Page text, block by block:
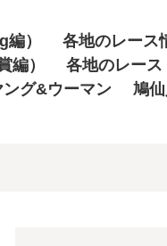
）
各地のレース
編）
各地のレース
ング&ウーマン 鳩